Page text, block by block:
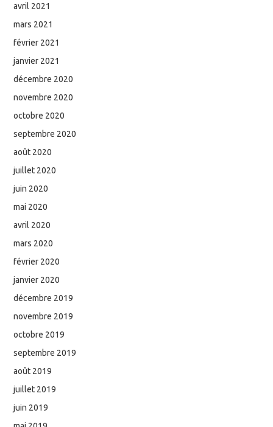
avril 2021
mars 2021
février 2021
janvier 2021
décembre 2020
novembre 2020
octobre 2020
septembre 2020
août 2020
juillet 2020
juin 2020
mai 2020
avril 2020
mars 2020
février 2020
janvier 2020
décembre 2019
novembre 2019
octobre 2019
septembre 2019
août 2019
juillet 2019
juin 2019